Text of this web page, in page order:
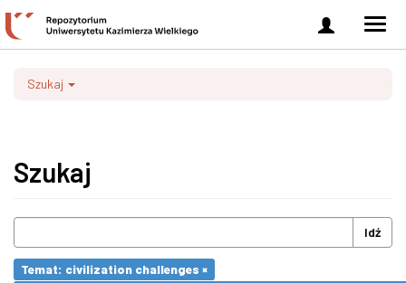
Zaloguj
się
Szukaj
Szukaj
Idź
Temat: civilization challenges ×